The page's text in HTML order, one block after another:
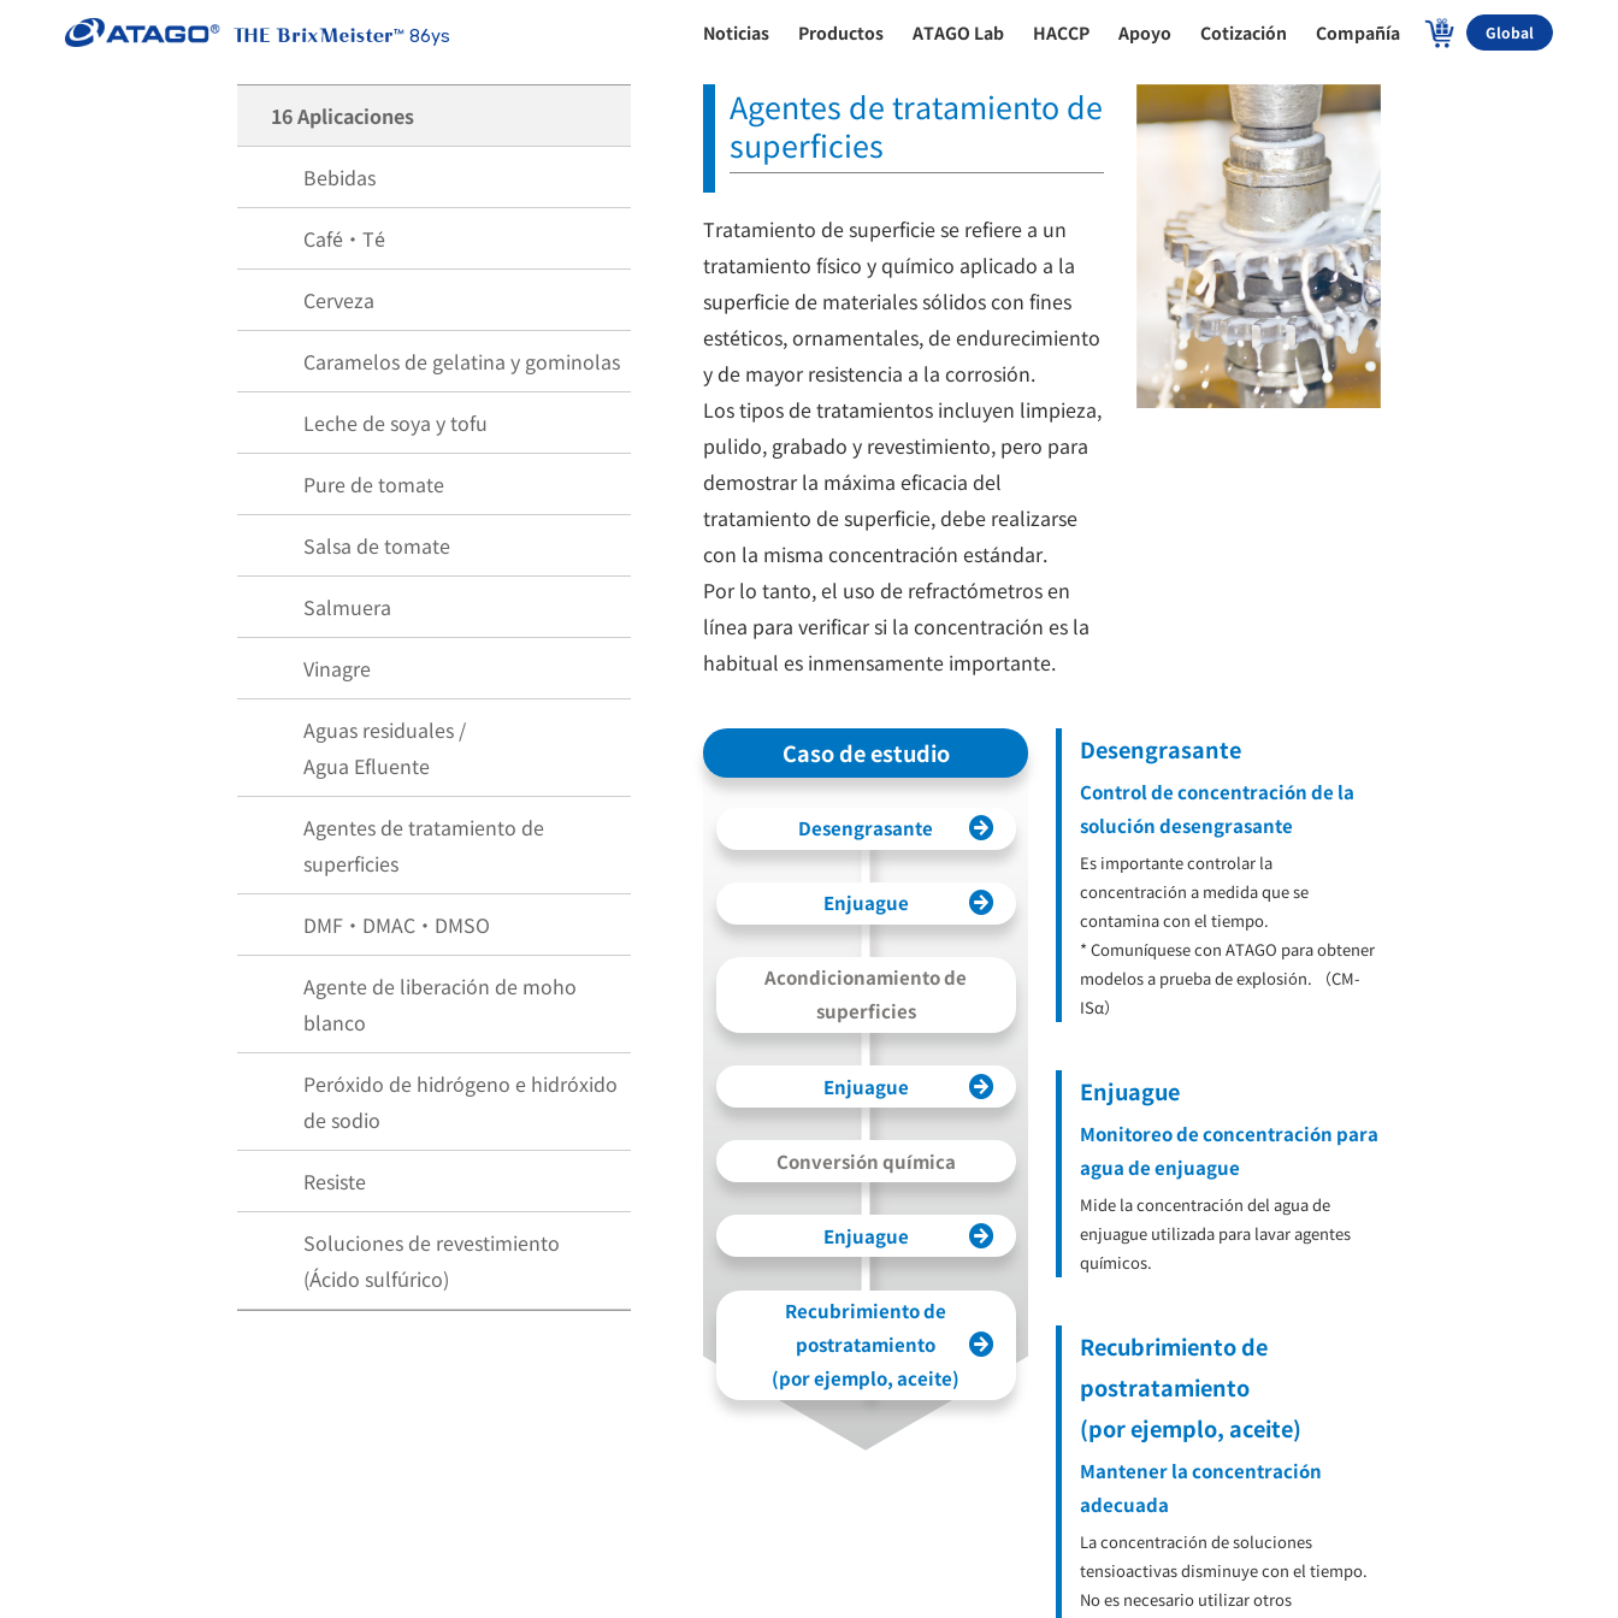
86ys Noticias Productos ATAGO Lab HACCP Apoyo Cotización Compañía Global
16 Aplicaciones
Bebidas
Café・Té
Cerveza
Caramelos de gelatina y gominolas
Leche de soya y tofu
Pure de tomate
Salsa de tomate
Salmuera
Vinagre
Aguas residuales /
Agua Efluente
Agentes de tratamiento de
superficies
DMF・DMAC・DMSO
Agente de liberación de moho
blanco
Peróxido de hidrógeno e hidróxido
de sodio
Resiste
Soluciones de revestimiento
(Ácido sulfúrico)
Agentes de tratamiento de
superficies
Tratamiento de superficie se refiere a un
tratamiento físico y químico aplicado a la
superficie de materiales sólidos con fines
estéticos, ornamentales, de endurecimiento
y de mayor resistencia a la corrosión.
Los tipos de tratamientos incluyen limpieza,
pulido, grabado y revestimiento, pero para
demostrar la máxima eficacia del
tratamiento de superficie, debe realizarse
con la misma concentración estándar.
Por lo tanto, el uso de refractómetros en
línea para verificar si la concentración es la
habitual es inmensamente importante.
Caso de estudio
Desengrasante
Enjuague
Acondicionamiento de
superficies
Enjuague
Conversión química
Enjuague
Recubrimiento de
postratamiento
(por ejemplo, aceite)
Desengrasante
Control de concentración de la
solución desengrasante
Es importante controlar la
concentración a medida que se
contamina con el tiempo.
* Comuníquese con ATAGO para obtener
modelos a prueba de explosión. （CM-
ISα）
Enjuague
Monitoreo de concentración para
agua de enjuague
Mide la concentración del agua de
enjuague utilizada para lavar agentes
químicos.
Recubrimiento de
postratamiento
(por ejemplo, aceite)
Mantener la concentración
adecuada
La concentración de soluciones
tensioactivas disminuye con el tiempo.
No es necesario utilizar otros